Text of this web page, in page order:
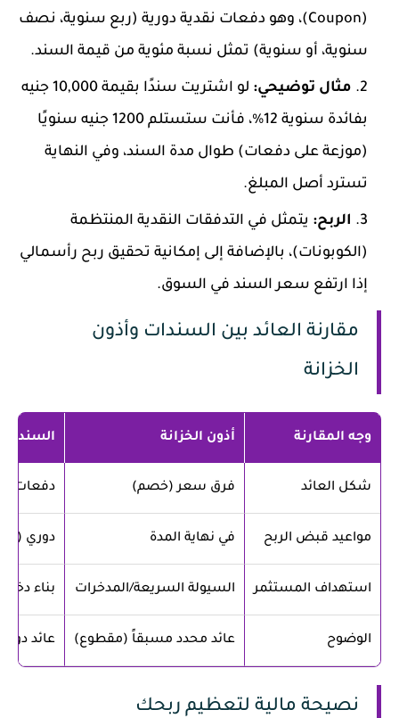
(Coupon)، وهو دفعات نقدية دورية (ربع سنوية، نصف
سنوية، أو سنوية) تمثل نسبة مئوية من قيمة السند.
مثال توضيحي:
لو اشتريت سندًا بقيمة 10,000 جنيه
بفائدة سنوية 12%، فأنت ستستلم 1200 جنيه سنويًا
(موزعة على دفعات) طوال مدة السند، وفي النهاية
تسترد أصل المبلغ.
الربح: يتمثل في التدفقات النقدية المنتظمة
(الكوبونات)، بالإضافة إلى إمكانية تحقيق ربح رأسمالي
إذا ارتفع سعر السند في السوق.
مقارنة العائد بين السندات وأذون
الخزانة
وجه المقارنة أذون الخزانة السندات
شكل العائد فرق سعر (خصم) دفعات
مواعيد قبض الربح في نهاية المدة دوري
استهداف المستثمر السيولة السريعة/المدخرات بناء دخل
الوضوح عائد محدد مسبقاً (مقطوع) عائد
نصيحة مالية لتعظيم ربحك